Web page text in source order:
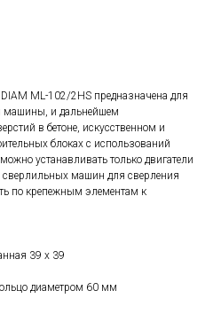
ML-102/2HS предназначена для
машины, и дальнейшем
в бетоне, искусственном и
блоках с использований
устанавливать только двигатели
машин для сверления
по крепежным элементам к
39 х 39
диаметром 60 мм